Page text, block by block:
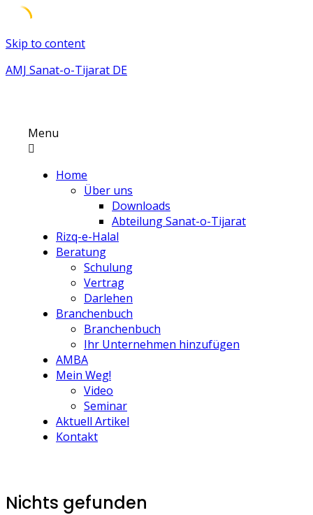
Skip to content
AMJ Sanat-o-Tijarat DE
Menu
Home
Über uns
Downloads
Abteilung Sanat-o-Tijarat
Rizq-e-Halal
Beratung
Schulung
Vertrag
Darlehen
Branchenbuch
Branchenbuch
Ihr Unternehmen hinzufügen
AMBA
Mein Weg!
Video
Seminar
Aktuell Artikel
Kontakt
Nichts gefunden